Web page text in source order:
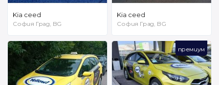
Kia ceed
София Град, BG
Kia ceed
София Град, BG
премиум